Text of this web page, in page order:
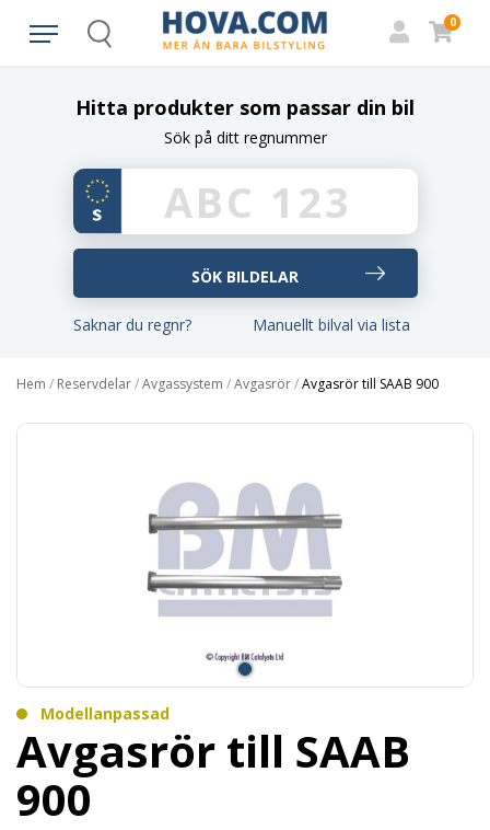
Search
0
Hitta produkter som passar din bil
Sök på ditt regnummer
Saknar du regnr? Manuellt bilval via lista
Hem / Reservdelar/Avgassystem /Avgasrör/Avgasrör till SAAB 900
Modellanpassad
Avgasrör till SAAB
900